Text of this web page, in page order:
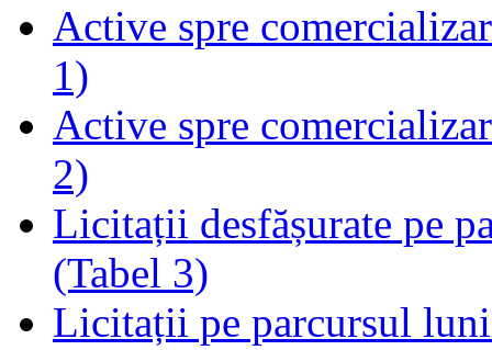
Active spre
1)
Active spre
2)
Licitații desfășurate pe
(Tabel 3)
Licitații pe parcursul